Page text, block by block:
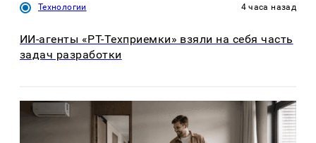
Технологии 4 часа назад
ИИ-агенты «РТ-Техприемки» взяли на себя часть
задач разработки